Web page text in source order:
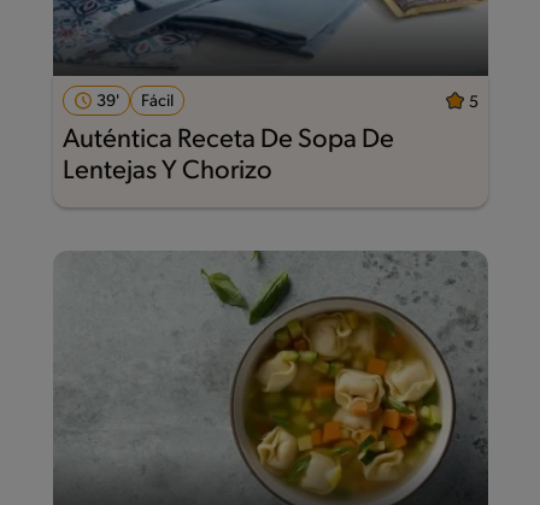
39' Fácil 5
Auténtica Receta De Sopa De
Lentejas Y Chorizo